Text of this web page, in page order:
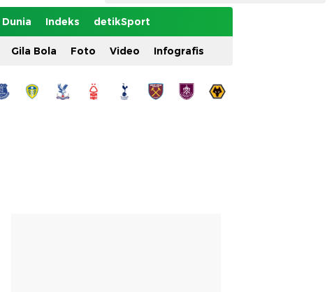
Dunia Indeks detikSport
Gila Bola Foto Video Infografis